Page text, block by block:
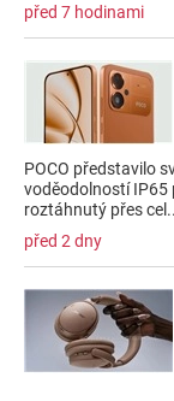
před 7 hodinami
POCO představilo
voděodolností
roztáhnutý přes
před 2 dny